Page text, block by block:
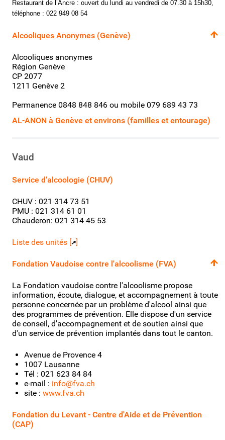
Restaurant de l’Ancre : ouvert du lundi au vendredi de 07.30 à 15h30,
téléphone : 022 949 08 54
Alcooliques Anonymes (Genève)
Alcooliques anonymes
Région Genève
CP 2077
1211 Genève 2
Permanence 0848 848 846 ou mobile 079 689 43 73
AL-ANON à Genève et environs (familles et entourage)
Vaud
Service d'alcoologie (CHUV)
CHUV : 021 314 73 51
PMU : 021 314 61 01
Chauderon: 021 314 45 53
Liste des unités [ ]
Fondation Vaudoise contre l'alcoolisme (FVA)
La Fondation vaudoise contre l'alcoolisme propose
information, écoute, dialogue, et accompagnement à toute
personne concernée par un problème d'alcool ainsi que
des programmes de prévention. Elle dispose d'un service
de conseil, d'accompagnement et de soutien ainsi que
d'un service de prévention implantés dans tout le canton.
Avenue de Provence 4
1007 Lausanne
Tél : 021 623 84 84
e-mail : info@fva.ch
site : www.fva.ch
Fondation du Levant - Centre d'Aide et de Prévention
(CAP)